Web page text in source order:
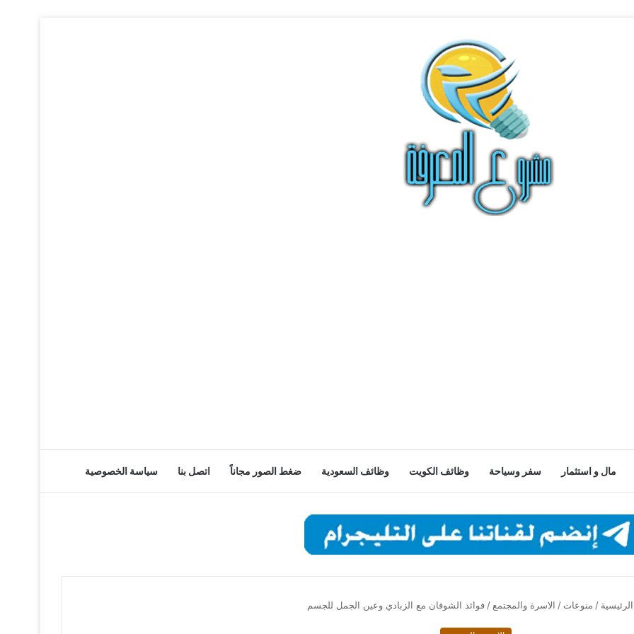
مال و استثمار سفر وسياحة وظائف الكويت وظائف السعودية ضغط الصور مجاناً اتصل بنا سياسة الخصوصية
/ منوعات / الاسرة والمجتمع / فوائد الشوفان مع الزبادي وعين الجمل للجسم